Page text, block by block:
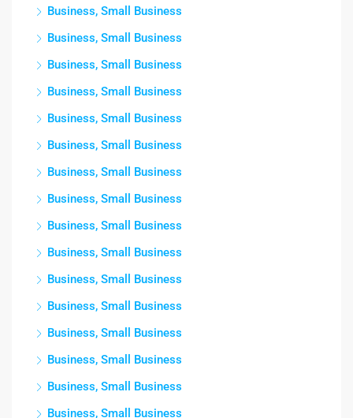
Business, Small Business
Business, Small Business
Business, Small Business
Business, Small Business
Business, Small Business
Business, Small Business
Business, Small Business
Business, Small Business
Business, Small Business
Business, Small Business
Business, Small Business
Business, Small Business
Business, Small Business
Business, Small Business
Business, Small Business
Business, Small Business